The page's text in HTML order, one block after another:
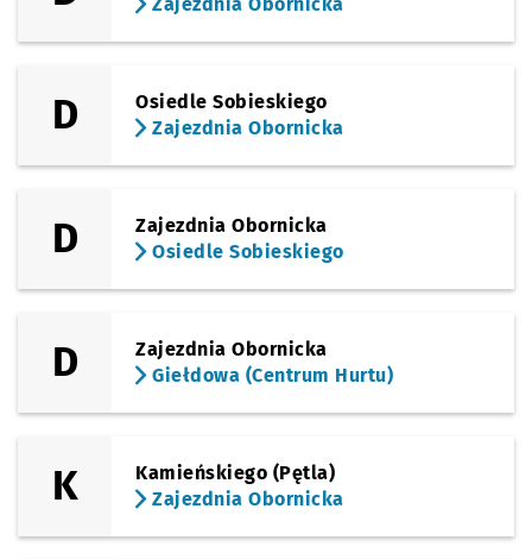
Rędzińska (Cmentarz) 36'
Turoszowska
Rędzińska Sprawdź
Rędzińska
Czas
39'
D
Osiedle Sobieskiego
Zajezdnia Obornicka
D
Zajezdnia Obornicka
Osiedle Sobieskiego
D
Zajezdnia Obornicka
Giełdowa (Centrum Hurtu)
K
Kamieńskiego (Pętla)
Zajezdnia Obornicka